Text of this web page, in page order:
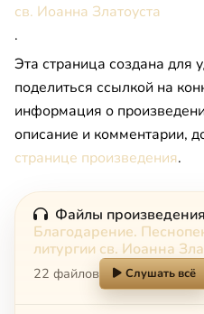
св. Иоанна Златоуста
.
Эта страница создана для
поделиться ссылкой на
информация о
описание и комментарии,
странице произведения.
Файлы произведения
Благодарение.
литургии св. Иоанна
22 файлов Слушать всё